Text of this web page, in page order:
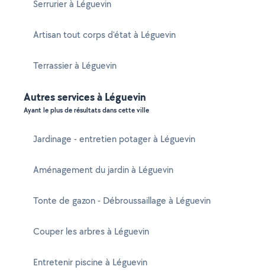
Serrurier à Léguevin
Artisan tout corps d'état à Léguevin
Terrassier à Léguevin
Autres services à Léguevin
Ayant le plus de résultats dans cette ville
Jardinage - entretien potager à Léguevin
Aménagement du jardin à Léguevin
Tonte de gazon - Débroussaillage à Léguevin
Couper les arbres à Léguevin
Entretenir piscine à Léguevin